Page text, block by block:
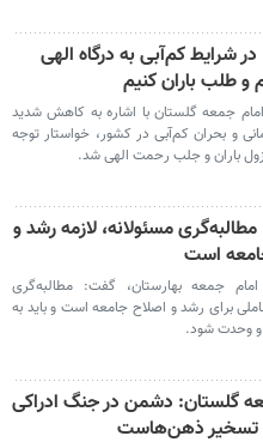
شرایط کم‌آبی به درگاه الهی
و طلب باران کنیم
امام جمعه گلستان با اشاره به کاهش شدید
و بحران کم‌آبی در کشور، خواستار توجه
باران و جلب رحمت الهی شد.
مسئولانه، لازمه رشد و
است
امام جمعه بهارستان، گفت: مطالبه‌گری
برای رشد و اصلاح جامعه است و باید به
و وحدت شود.
گلستان: دشمن در جنگ ادراکی
تسخیر ذهن‌هاست